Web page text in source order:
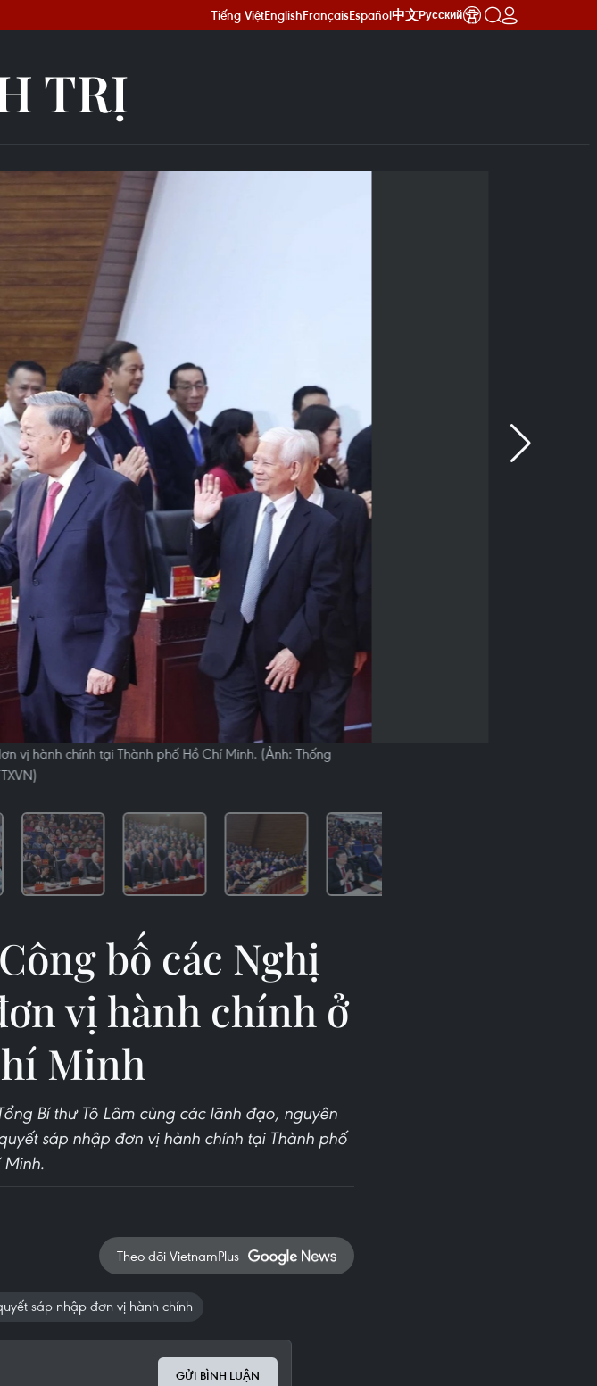
Tiếng ViệtEnglishFrançaisEspañol中文Русский
TRỊ
vị hành chính tại Thành phố Hồ Chí Minh. (Ảnh: Thống
bố các Nghị
vị hành chính ở
Minh
Bí thư Tô Lâm cùng các lãnh đạo, nguyên
sáp nhập đơn vị hành chính tại Thành phố
Minh.
Theo dõi VietnamPlus
sáp nhập đơn vị hành chính
GỬI BÌNH LUẬN